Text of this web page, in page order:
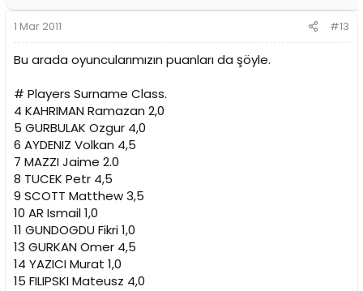
1 Mar 2011 #13
Bu arada oyuncularımızın puanları da şöyle.
# Players Surname Class.
4 KAHRIMAN Ramazan 2,0
5 GURBULAK Ozgur 4,0
6 AYDENIZ Volkan 4,5
7 MAZZI Jaime 2.0
8 TUCEK Petr 4,5
9 SCOTT Matthew 3,5
10 AR Ismail 1,0
11 GUNDOGDU Fikri 1,0
13 GURKAN Omer 4,5
14 YAZICI Murat 1,0
15 FILIPSKI Mateusz 4,0